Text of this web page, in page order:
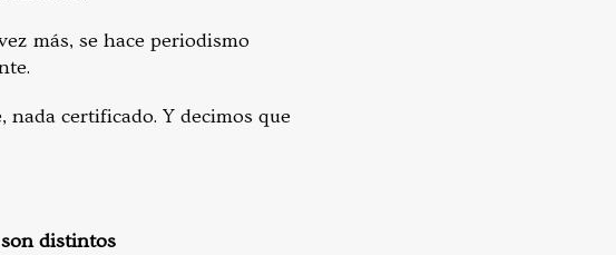
más, se hace periodismo
nada certificado. Y decimos que
distintos